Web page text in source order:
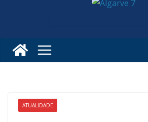
ATUALIDADE